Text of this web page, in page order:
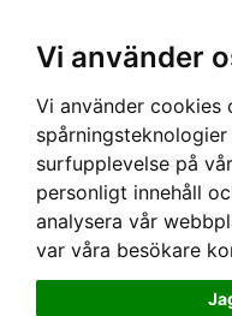
Vi använder
Vi använder cookies
surfupplevelse på
personligt innehåll
analysera vår
var våra besökare
Hem›Lastgaller/ Skyddsgaller›